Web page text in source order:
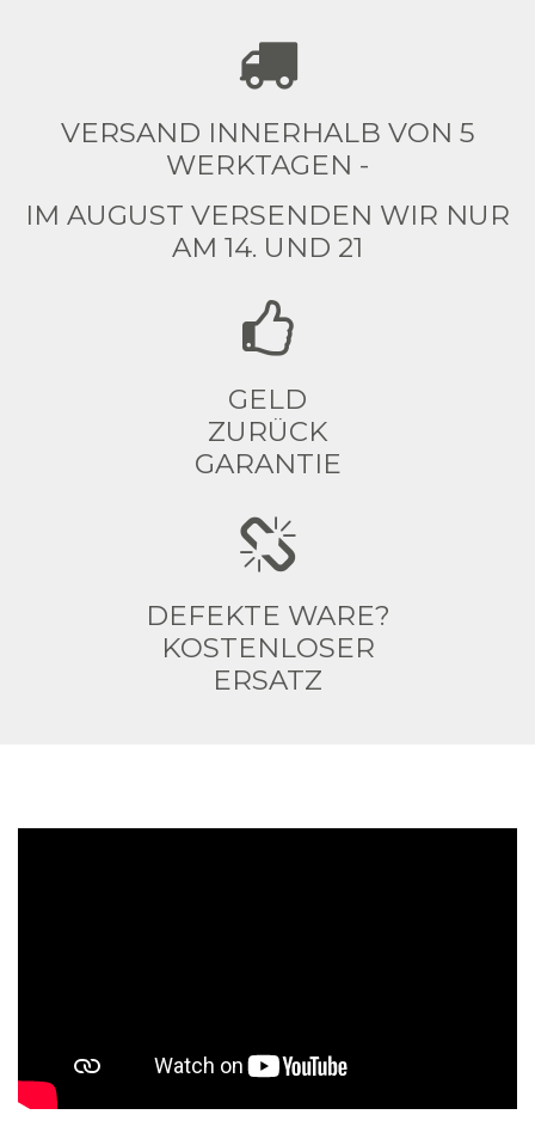
VERSAND INNERHALB VON 5
WERKTAGEN -
IM AUGUST VERSENDEN WIR NUR
AM 14. UND 21
GELD
ZURÜCK
GARANTIE
DEFEKTE WARE?
KOSTENLOSER
ERSATZ